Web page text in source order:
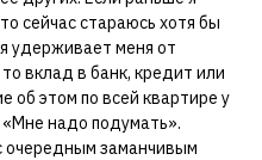
сейчас стараюсь хотя бы
удерживает меня от
вклад в банк, кредит или
об этом по всей квартире у
надо подумать».
очередным заманчивым